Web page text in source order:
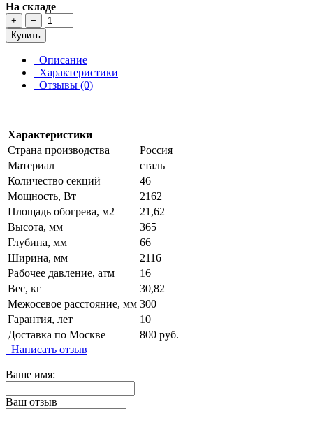
На складе
+
−
Купить
Описание
Характеристики
Отзывы (0)
Характеристики
Страна производства
Россия
Материал
сталь
Количество секций
46
Мощность, Вт
2162
Площадь обогрева, м2
21,62
Высота, мм
365
Глубина, мм
66
Ширина, мм
2116
Рабочее давление, атм
16
Вес, кг
30,82
Межосевое расстояние, мм 300
Гарантия, лет
10
Доставка по Москве
800 руб.
Написать отзыв
Ваше имя:
Ваш отзыв